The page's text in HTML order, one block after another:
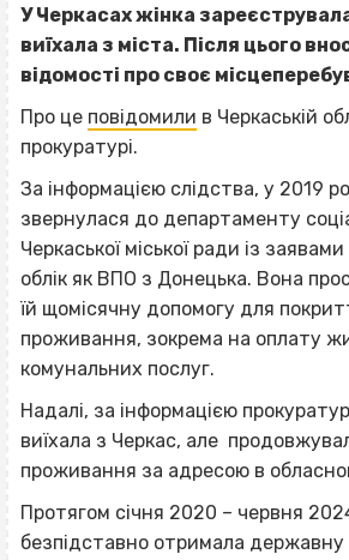
У Черкасах жінка
виїхала з міста. Після цього
відомості про своє
Про це повідомили в Черкаській
прокуратурі.
За інформацією слідства, у 2019
звернулася до департаменту
Черкаської міської ради із
облік як ВПО з Донецька. Вона
їй щомісячну допомогу для
проживання, зокрема на оплату
комунальних послуг.
Надалі, за інформацією
виїхала з Черкас, але
проживання за адресою в
Протягом січня 2020 – червня
безпідставно отримала державну